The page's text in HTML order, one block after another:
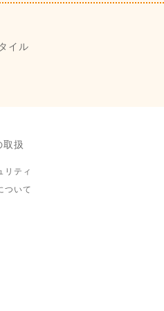
イル
取扱
リティ
ついて